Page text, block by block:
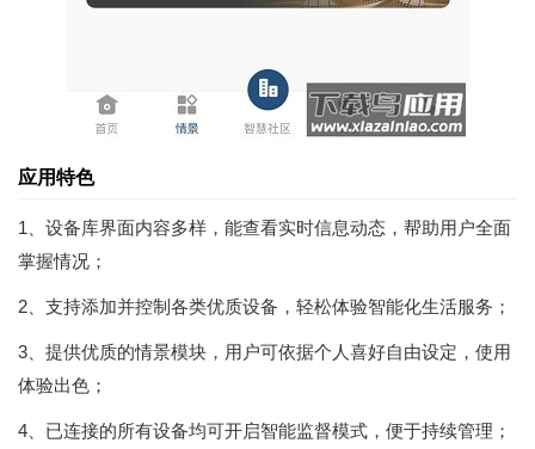
应用特色
1、设备库界面内容多样，能查看实时信息动态，帮助用户全面
掌握情况；
2、支持添加并控制各类优质设备，轻松体验智能化生活服务；
3、提供优质的情景模块，用户可依据个人喜好自由设定，使用
体验出色；
4、已连接的所有设备均可开启智能监督模式，便于持续管理；